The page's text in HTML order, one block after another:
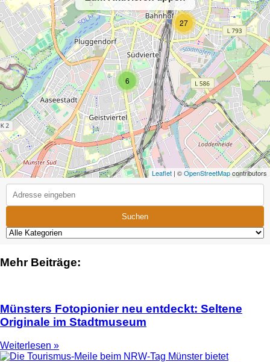
6
27
5
Leaflet | ©OpenStreetMapcontributors
Suchen
Mehr Beiträge:
Münsters Fotopionier neu entdeckt: Seltene
Originale im Stadtmuseum
Weiterlesen »